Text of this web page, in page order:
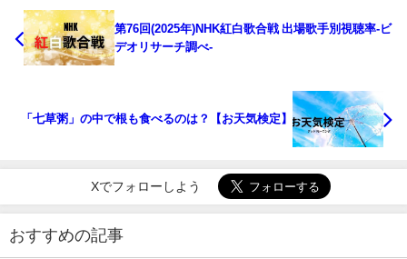
第76回(2025年)NHK紅白歌合戦 出場歌手別視聴率-ビ
デオリサーチ調べ-
「七草粥」の中で根も食べるのは？【お天気検定】
Xでフォローしよう
おすすめの記事